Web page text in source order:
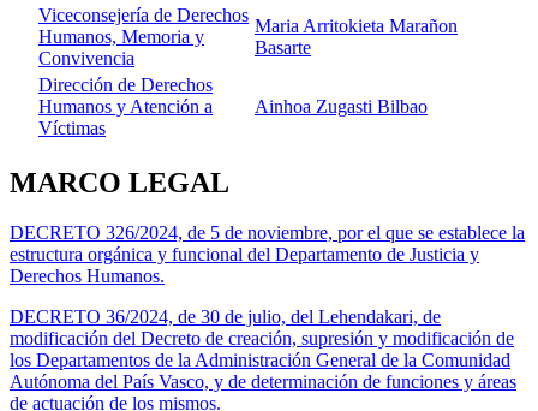
Viceconsejería de Derechos
Humanos, Memoria y
Convivencia
Maria Arritokieta Marañon
Basarte
Dirección de Derechos
Humanos y Atención a
Víctimas
Ainhoa Zugasti Bilbao
MARCO LEGAL
DECRETO 326/2024, de 5 de noviembre, por el que se establece la
estructura orgánica y funcional del Departamento de Justicia y
Derechos Humanos.
DECRETO 36/2024, de 30 de julio, del Lehendakari, de
modificación del Decreto de creación, supresión y modificación de
los Departamentos de la Administración General de la Comunidad
Autónoma del País Vasco, y de determinación de funciones y áreas
de actuación de los mismos.